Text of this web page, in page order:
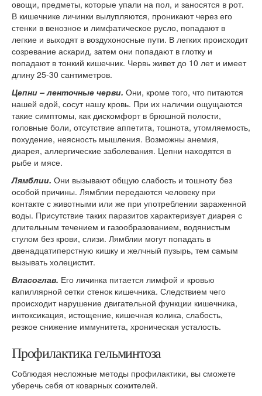
овощи, предметы, которые упали на пол, и заносятся в рот.
В кишечнике личинки вылупляются, проникают через его
стенки в венозное и лимфатическое русло, попадают в
легкие и выходят в воздухоносные пути. В легких происходит
созревание аскарид, затем они попадают в глотку и
попадают в тонкий кишечник. Червь живет до 10 лет и имеет
длину 25-30 сантиметров.
Цепни – ленточные черви. Они, кроме того, что питаются
нашей едой, сосут нашу кровь. При их наличии ощущаются
такие симптомы, как дискомфорт в брюшной полости,
головные боли, отсутствие аппетита, тошнота, утомляемость,
похудение, неясность мышления. Возможны анемия,
диарея, аллергические заболевания. Цепни находятся в
рыбе и мясе.
Лямблии. Они вызывают общую слабость и тошноту без
особой причины. Лямблии передаются человеку при
контакте с животными или же при употреблении зараженной
воды. Присутствие таких паразитов характеризует диарея с
длительным течением и газообразованием, водянистым
стулом без крови, слизи. Лямблии могут попадать в
двенадцатиперстную кишку и желчный пузырь, тем самым
вызывать холецистит.
Власоглав. Его личинка питается лимфой и кровью
капиллярной сетки стенок кишечника. Следствием чего
происходит нарушение двигательной функции кишечника,
интоксикация, истощение, кишечная колика, слабость,
резкое снижение иммунитета, хроническая усталость.
Профилактика гельминтоза
Соблюдая несложные методы профилактики, вы сможете
уберечь себя от коварных сожителей.